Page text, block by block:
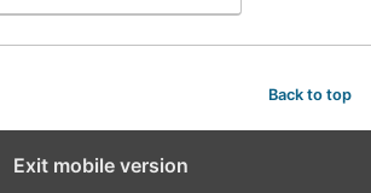
Back to top
Exit mobile version